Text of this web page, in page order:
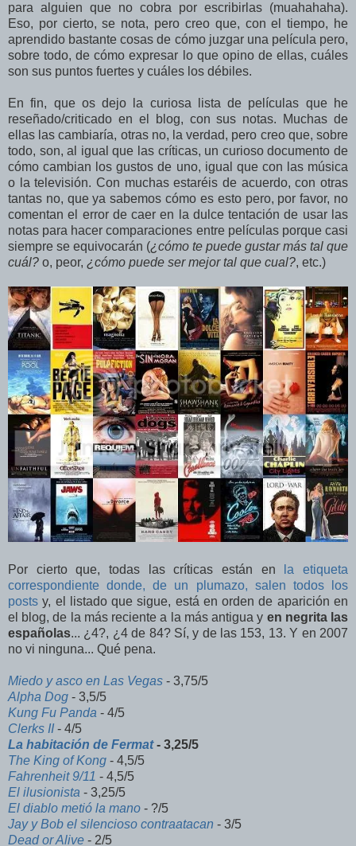
para alguien que no cobra por escribirlas (muahahaha).
Eso, por cierto, se nota, pero creo que, con el tiempo, he
aprendido bastante cosas de cómo juzgar una película pero,
sobre todo, de cómo expresar lo que opino de ellas, cuáles
son sus puntos fuertes y cuáles los débiles.
En fin, que os dejo la curiosa lista de películas que he
reseñado/criticado en el blog, con sus notas. Muchas de
ellas las cambiaría, otras no, la verdad, pero creo que, sobre
todo, son, al igual que las críticas, un curioso documento de
cómo cambian los gustos de uno, igual que con las música
o la televisión. Con muchas estaréis de acuerdo, con otras
tantas no, que ya sabemos cómo es esto pero, por favor, no
comentan el error de caer en la dulce tentación de usar las
notas para hacer comparaciones entre películas porque casi
siempre se equivocarán (¿cómo te puede gustar más tal que
cuál? o, peor, ¿cómo puede ser mejor tal que cual?, etc.)
Por cierto que, todas las críticas están en
la etiqueta
correspondiente donde, de un plumazo, salen todos los
posts y, el listado que sigue, está en orden de aparición en
el blog, de la más reciente a la más antigua y en negrita las
españolas... ¿4?, ¿4 de 84? Sí, y de las 153, 13. Y en 2007
no vi ninguna... Qué pena.
Miedo y asco en Las Vegas - 3,75/5
Alpha Dog - 3,5/5
Kung Fu Panda - 4/5
Clerks II- 4/5
La habitación de Fermat- 3,25/5
The King of Kong - 4,5/5
Fahrenheit 9/11 - 4,5/5
El ilusionista - 3,25/5
El diablo metió la mano - ?/5
Jay y Bob el silencioso contraatacan - 3/5
Dead or Alive - 2/5